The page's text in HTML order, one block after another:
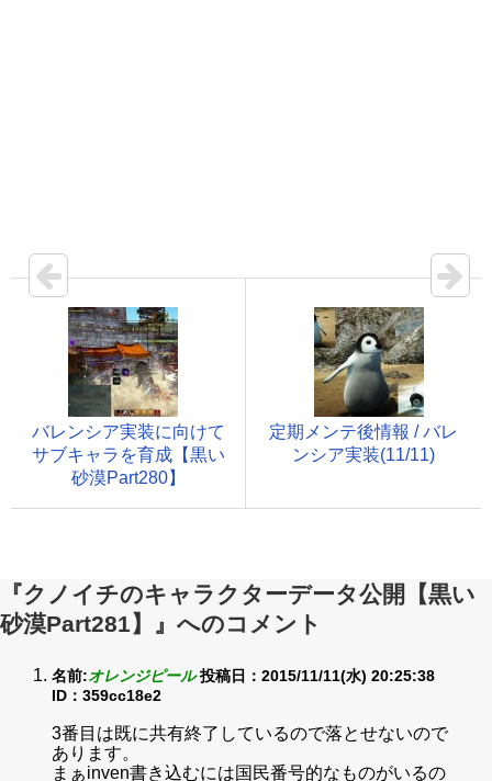
バレンシア実装に向けて
サブキャラを育成【黒い
砂漠Part280】
定期メンテ後情報 / バレ
ンシア実装(11/11)
『クノイチのキャラクターデータ公開【黒い
砂漠Part281】』へのコメント
名前:オレンジピール 投稿日：2015/11/11(水) 20:25:38
ID：359cc18e2
3番目は既に共有終了しているので落とせないので
あります。
まぁinven書き込むには国民番号的なものがいるの